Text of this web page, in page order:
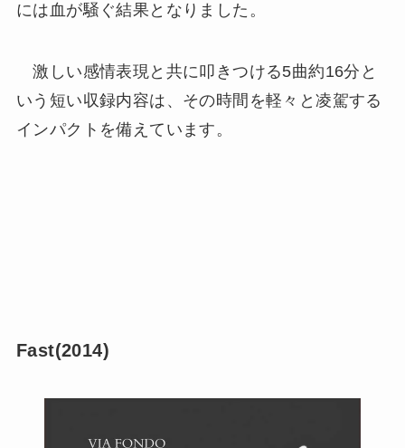
には血が騒ぐ結果となりました。
激しい感情表現と共に叩きつける5曲約16分と
いう短い収録内容は、その時間を軽々と凌駕する
インパクトを備えています。
Fast(2014)